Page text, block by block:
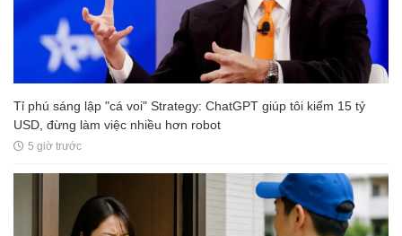
Tỉ phú sáng lập "cá voi" Strategy: ChatGPT giúp tôi kiếm 15 tỷ
USD, đừng làm việc nhiều hơn robot
5 giờ trước